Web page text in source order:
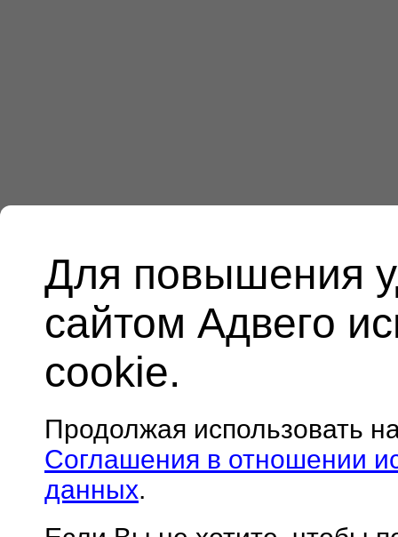
Для повышения
сайтом Адвего
cookie.
Продолжая использовать
Соглашения в отношении
данных.